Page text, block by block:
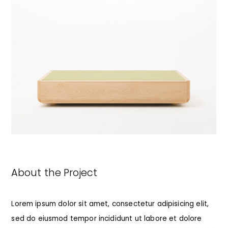
About the Project
Lorem ipsum dolor sit amet, consectetur adipisicing elit,
sed do eiusmod tempor incididunt ut labore et dolore